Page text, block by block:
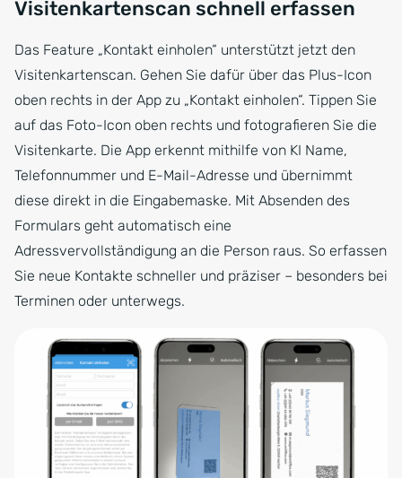
Visitenkartenscan schnell erfassen
Das Feature „Kontakt einholen“ unterstützt jetzt den
Visitenkartenscan. Gehen Sie dafür über das Plus-Icon
oben rechts in der App zu „Kontakt einholen“. Tippen Sie
auf das Foto-Icon oben rechts und fotografieren Sie die
Visitenkarte. Die App erkennt mithilfe von KI Name,
Telefonnummer und E-Mail-Adresse und übernimmt
diese direkt in die Eingabemaske. Mit Absenden des
Formulars geht automatisch eine
Adressvervollständigung an die Person raus. So erfassen
Sie neue Kontakte schneller und präziser – besonders bei
Terminen oder unterwegs.